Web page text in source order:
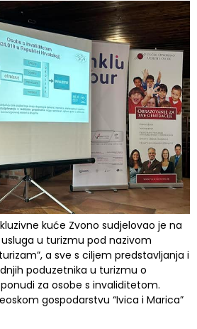
kuće Zvono sudjelovao je na
u turizmu pod nazivom
a sve s ciljem predstavljanja i
poduzetnika u turizmu o
za osobe s invaliditetom.
gospodarstvu “Ivica i Marica”